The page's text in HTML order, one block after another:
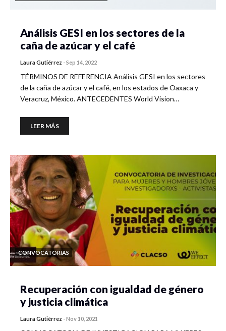
Análisis GESI en los sectores de la
caña de azúcar y el café
Laura Gutiérrez -Sep 14, 2022
TÉRMINOS DE REFERENCIA Análisis GESI en los sectores
de la caña de azúcar y el café, en los estados de Oaxaca y
Veracruz, México. ANTECEDENTES World Vision…
LEER MÁS
CONVOCATORIAS
Recuperación con igualdad de género
y justicia climática
Laura Gutiérrez -Nov 10, 2021